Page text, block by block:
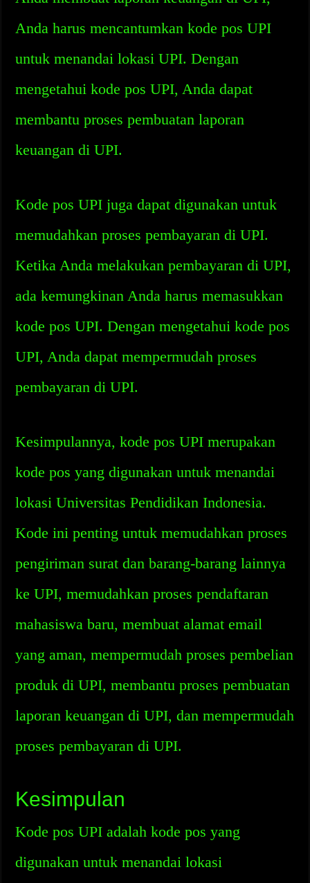
Anda harus mencantumkan kode pos UPI
untuk menandai lokasi UPI. Dengan
mengetahui kode pos UPI, Anda dapat
membantu proses pembuatan laporan
keuangan di UPI.
Kode pos UPI juga dapat digunakan untuk
memudahkan proses pembayaran di UPI.
Ketika Anda melakukan pembayaran di UPI,
ada kemungkinan Anda harus memasukkan
kode pos UPI. Dengan mengetahui kode pos
UPI, Anda dapat mempermudah proses
pembayaran di UPI.
Kesimpulannya, kode pos UPI merupakan
kode pos yang digunakan untuk menandai
lokasi Universitas Pendidikan Indonesia.
Kode ini penting untuk memudahkan proses
pengiriman surat dan barang-barang lainnya
ke UPI, memudahkan proses pendaftaran
mahasiswa baru, membuat alamat email
yang aman, mempermudah proses pembelian
produk di UPI, membantu proses pembuatan
laporan keuangan di UPI, dan mempermudah
proses pembayaran di UPI.
Kesimpulan
Kode pos UPI adalah kode pos yang
digunakan untuk menandai lokasi